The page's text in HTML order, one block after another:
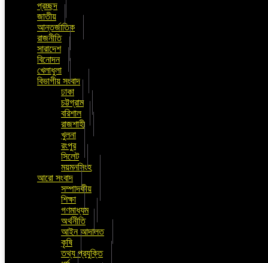
প্রচ্ছদ
জাতীয়
আন্তর্জাতিক
রাজনীতি
সারাদেশ
বিনোদন
খেলাধুলা
বিভাগীয় সংবাদ
ঢাকা
চট্টগ্রাম
বরিশাল
রাজশাহী
খুলনা
রংপুর
সিলেট
ময়মনসিংহ
আরো সংবাদ
সম্পাদকীয়
শিক্ষা
গণমাধ্যম
অর্থনীতি
আইন আদালত
কৃষি
তথ্য প্রযুক্তি